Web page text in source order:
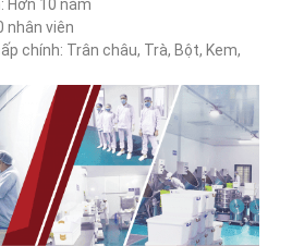
Hơn 10 năm
nhân viên
chính: Trân châu, Trà, Bột, Kem,